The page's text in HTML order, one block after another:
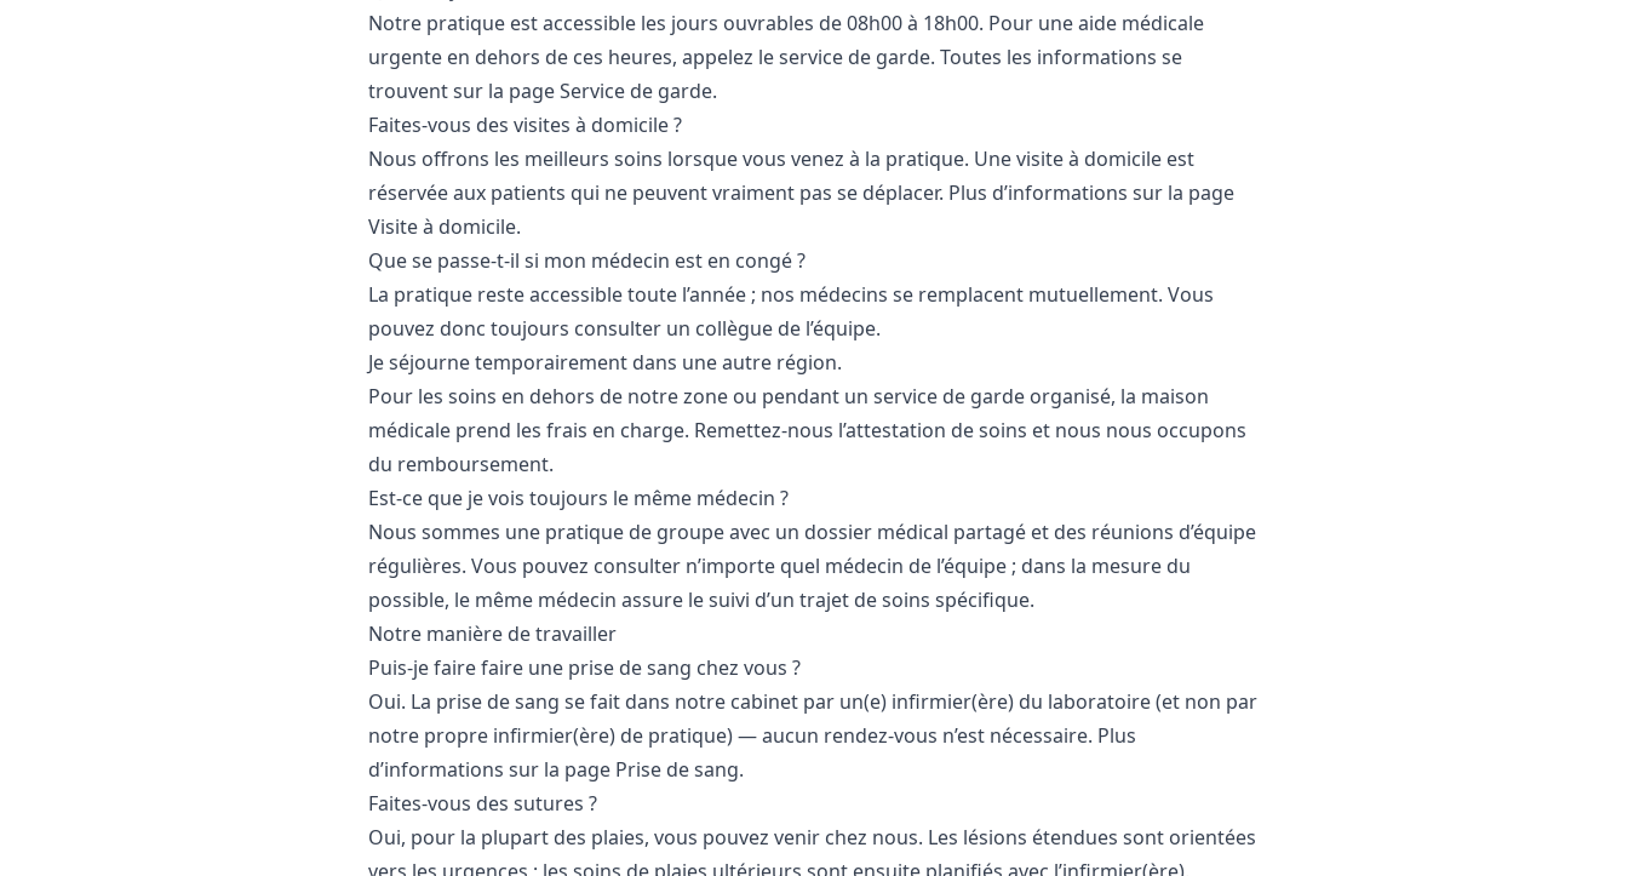
Notre pratique est accessible les jours ouvrables de 08h00 à 18h00. Pour une aide médicale
urgente en dehors de ces heures, appelez le service de garde. Toutes les informations se
trouvent sur la pageService de garde.
Faites-vous des visites à domicile ?
Nous offrons les meilleurs soins lorsque vous venez à la pratique. Une visite à domicile est
réservée aux patients qui ne peuvent vraiment pas se déplacer. Plus d’informations sur la page
Visite à domicile.
Que se passe-t-il si mon médecin est en congé ?
La pratique reste accessible toute l’année ; nos médecins se remplacent mutuellement. Vous
pouvez donc toujours consulter un collègue de l’équipe.
Je séjourne temporairement dans une autre région.
Pour les soins en dehors de notre zone ou pendant un service de garde organisé, la maison
médicale prend les frais en charge. Remettez-nous l’attestation de soins et nous nous occupons
du remboursement.
Est-ce que je vois toujours le même médecin ?
Nous sommes une pratique de groupe avec un dossier médical partagé et des réunions d’équipe
régulières. Vous pouvez consulter n’importe quel médecin de l’équipe ; dans la mesure du
possible, le même médecin assure le suivi d’un trajet de soins spécifique.
Notre manière de travailler
Puis-je faire faire une prise de sang chez vous ?
Oui. La prise de sang se fait dans notre cabinet par un(e) infirmier(ère) du laboratoire (et non par
notre propre infirmier(ère) de pratique) — aucun rendez-vous n’est nécessaire. Plus
d’informations sur la page Prise de sang.
Faites-vous des sutures ?
Oui, pour la plupart des plaies, vous pouvez venir chez nous. Les lésions étendues sont orientées